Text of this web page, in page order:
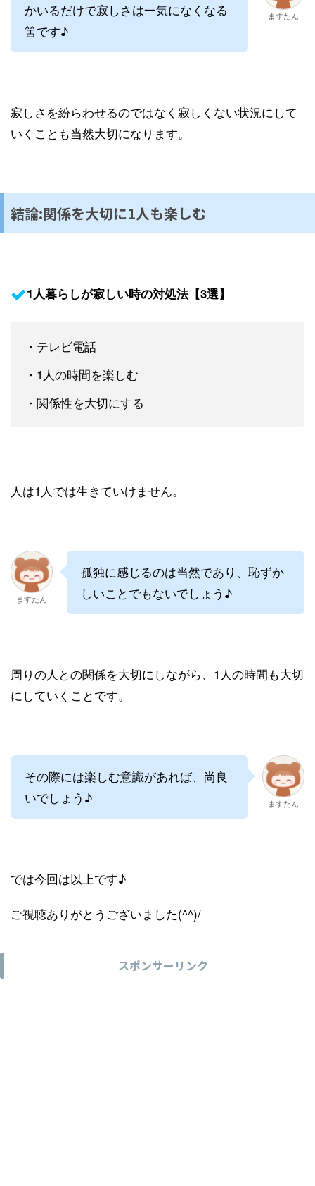
かいるだけで寂しさは一気になくなる
筈です♪
ますたん
寂しさを紛らわせるのではなく寂しくない状況にして
いくことも当然大切になります。
結論:関係を大切に1人も楽しむ
1人暮らしが寂しい時の対処法【3選】
・テレビ電話
・1人の時間を楽しむ
・関係性を大切にする
人は1人では生きていけません。
ますたん
孤独に感じるのは当然であり、恥ずか
しいことでもないでしょう♪
周りの人との関係を大切にしながら、1人の時間も大切
にしていくことです。
その際には楽しむ意識があれば、尚良
いでしょう♪
ますたん
では今回は以上です♪
ご視聴ありがとうございました(^^)/
スポンサーリンク